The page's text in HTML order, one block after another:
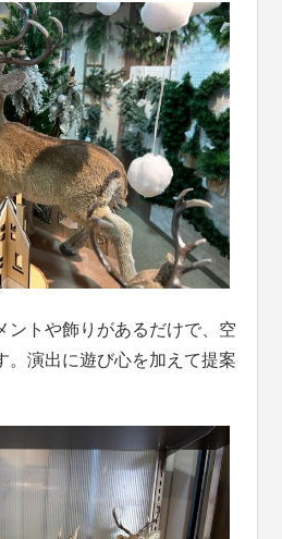
ントや飾りがあるだけで、空
。演出に遊び心を加えて提案